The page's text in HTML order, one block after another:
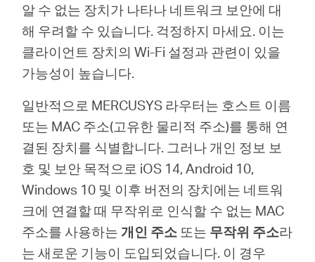
알 수 없는 장치가 나타나 네트워크 보안에 대
해 우려할 수 있습니다. 걱정하지 마세요. 이는
클라이언트 장치의 Wi-Fi 설정과 관련이 있을
가능성이 높습니다.
일반적으로 MERCUSYS 라우터는 호스트 이름
또는 MAC 주소(고유한 물리적 주소)를 통해 연
결된 장치를 식별합니다. 그러나 개인 정보 보
호 및 보안 목적으로 iOS 14, Android 10,
Windows 10 및 이후 버전의 장치에는 네트워
크에 연결할 때 무작위로 인식할 수 없는 MAC
주소를 사용하는개인 주소 또는 무작위 주소라
는 새로운 기능이 도입되었습니다. 이 경우